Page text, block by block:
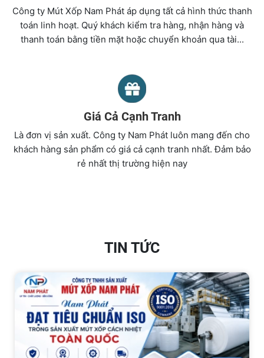
Công ty Mút Xốp Nam Phát áp dụng tất cả hình thức thanh
toán linh hoạt. Quý khách kiểm tra hàng, nhận hàng và
thanh toán bằng tiền mặt hoặc chuyển khoản qua tài...
Giá Cả Cạnh Tranh
Là đơn vị sản xuất. Công ty Nam Phát luôn mang đến cho
khách hàng sản phẩm có giá cả cạnh tranh nhất. Đảm bảo
rẻ nhất thị trường hiện nay
TIN TỨC